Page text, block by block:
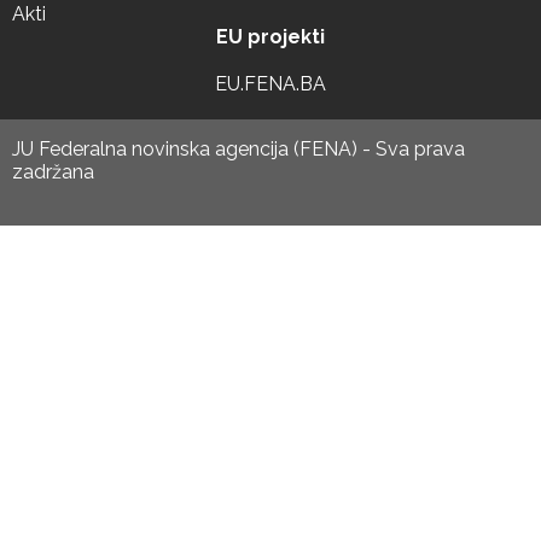
Akti
EU projekti
EU.FENA.BA
JU Federalna novinska agencija (FENA) - Sva prava
zadržana